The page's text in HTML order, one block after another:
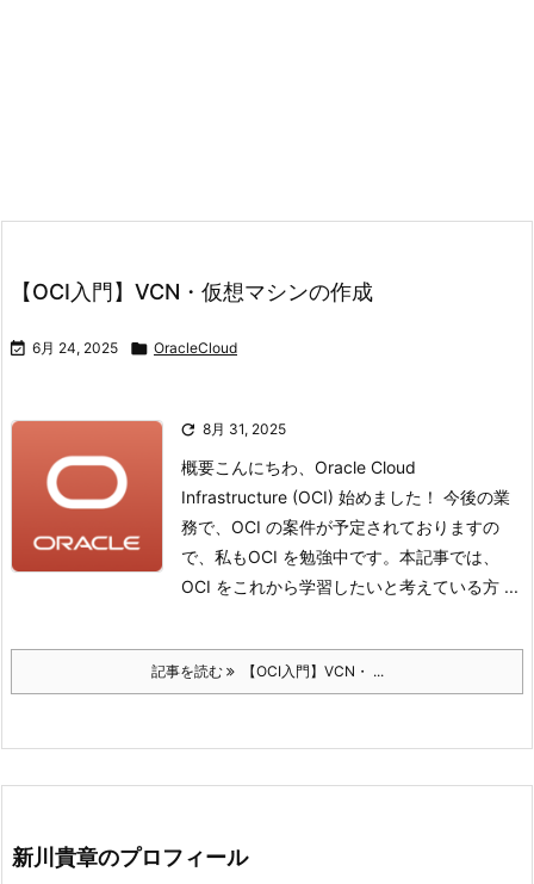
【OCI入門】VCN・仮想マシンの作成
 6月 24, 2025  OracleCloud
 8月 31, 2025
概要こんにちわ、Oracle Cloud
Infrastructure (OCI) 始めました！ 今後の業
務で、OCI の案件が予定されておりますの
で、私もOCI を勉強中です。 本記事では、
OCI をこれから学習したいと考えている方 ...
記事を読む 【OCI入門】VCN・ ...
新川貴章のプロフィール